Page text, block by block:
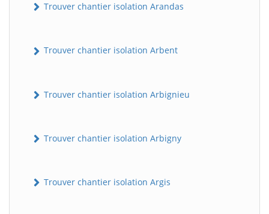
Trouver chantier isolation Arandas
Trouver chantier isolation Arbent
Trouver chantier isolation Arbignieu
Trouver chantier isolation Arbigny
Trouver chantier isolation Argis